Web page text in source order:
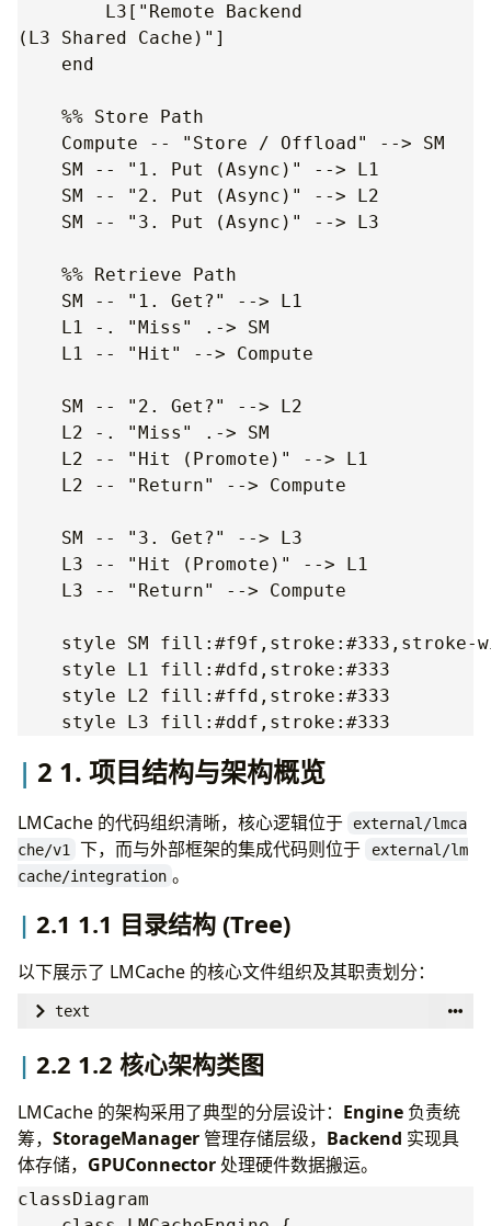
        L3["Remote Backend
(L3 Shared Cache)"]
    end
    %% Store Path
    Compute -- "Store / Offload" --> SM
    SM -- "1. Put (Async)" --> L1
    SM -- "2. Put (Async)" --> L2
    SM -- "3. Put (Async)" --> L3
    %% Retrieve Path
    SM -- "1. Get?" --> L1
    L1 -. "Miss" .-> SM
    L1 -- "Hit" --> Compute
    SM -- "2. Get?" --> L2
    L2 -. "Miss" .-> SM
    L2 -- "Hit (Promote)" --> L1
    L2 -- "Return" --> Compute
    SM -- "3. Get?" --> L3
    L3 -- "Hit (Promote)" --> L1
    L3 -- "Return" --> Compute
style SM fill:#f9f,stroke:#333,stroke-
    style L1 fill:#dfd,stroke:#333
    style L2 fill:#ffd,stroke:#333
2 1. 项目结构与架构概览
LMCache 的代码组织清晰，核心逻辑位于
external/lmca
che/v1
下，而与外部框架的集成代码则位于
external/lm
cache/integration 。
2.1 1.1 目录结构 (Tree)
以下展示了 LMCache 的核心文件组织及其职责划分：
text
2.2 1.2 核心架构类图
LMCache 的架构采用了典型的分层设计： Engine 负责统
筹， StorageManager 管理存储层级， Backend 实现具
体存储， GPUConnector处理硬件数据搬运。
classDiagram